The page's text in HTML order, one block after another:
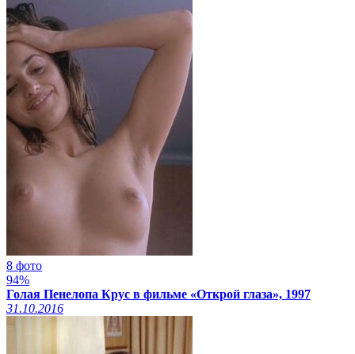
8 фото
94%
Голая Пенелопа Крус в фильме «Открой глаза», 1997
31.10.2016